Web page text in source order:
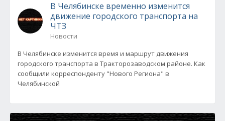
В Челябинске временно изменится
движение городского транспорта на
ЧТЗ
Новости
В Челябинске изменится время и маршрут движения
городского транспорта в Тракторозаводском районе. Как
сообщили корреспонденту "Нового Региона" в
Челябинской